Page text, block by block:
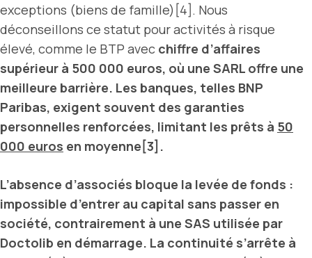
exceptions (biens de famille)[4]. Nous
déconseillons ce statut pour activités à risque
élevé, comme le BTP avec chiffre d’affaires
supérieur à 500 000 euros, où une SARL offre une
meilleure barrière. Les banques, telles BNP
Paribas, exigent souvent des garanties
personnelles renforcées, limitant les prêts à 50
000 euros en moyenne[3].
L’absence d’associés bloque la levée de fonds :
impossible d’entrer au capital sans passer en
société, contrairement à une SAS utilisée par
Doctolib en démarrage. La continuité s’arrête à